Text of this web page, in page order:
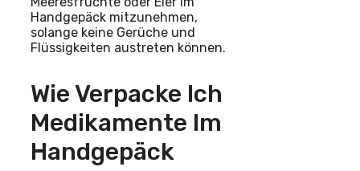
Handgepäck mitzunehmen,
solange keine Gerüche und
Flüssigkeiten austreten können.
Wie Verpacke Ich
Medikamente Im
Handgepäck